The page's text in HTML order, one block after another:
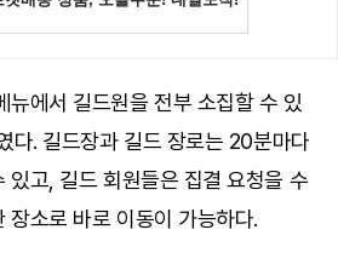
뉴에서 길드원을 전부 소집할 수 있
다. 길드장과 길드 장로는 20분마다
있고, 길드 회원들은 집결 요청을 수
장소로 바로 이동이 가능하다.